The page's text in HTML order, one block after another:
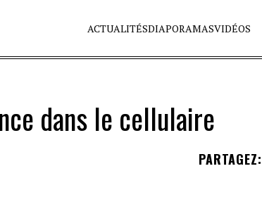
ACTUALITÉSDIAPORAMASVIDÉOS
dans le cellulaire
PARTAGEZ: